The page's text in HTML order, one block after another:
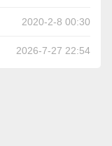
2020-2-8 00:30
2026-7-27 22:54